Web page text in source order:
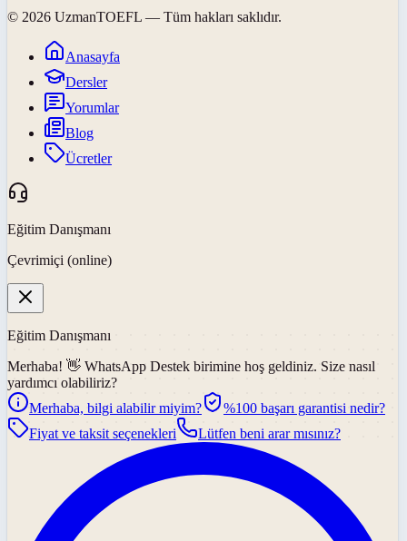
© 2026 UzmanTOEFL — Tüm hakları saklıdır.
Anasayfa
Dersler
Yorumlar
Blog
Ücretler
Eğitim Danışmanı
Çevrimiçi (online)
Eğitim Danışmanı
Merhaba! 👋 WhatsApp Destek birimine hoş geldiniz. Size nasıl
yardımcı olabiliriz?
Merhaba, bilgi alabilir miyim?
%100 başarı garantisi nedir?
Fiyat ve taksit seçenekleri
Lütfen beni arar mısınız?